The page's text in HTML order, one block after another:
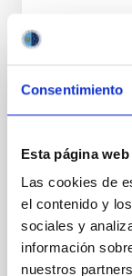
Consentimiento
Esta página
Las cookies de
el contenido y
sociales y
información
nuestros
Convenio
CALSEC
iniciativas
el sector
Gamma y
Establecer
convenios